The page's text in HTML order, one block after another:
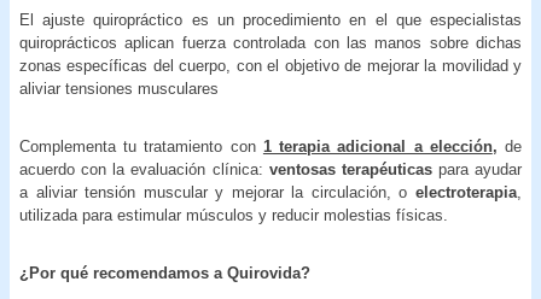
El ajuste quiropráctico es un procedimiento en el que especialistas
quiroprácticos aplican fuerza controlada con las manos sobre dichas
zonas específicas del cuerpo, con el objetivo de mejorar la movilidad y
aliviar tensiones musculares
Complementa tu tratamiento con 1 terapia adicional a elección,de
acuerdo con la evaluación clínica: ventosas terapéuticas para ayudar
a aliviar tensión muscular y mejorar la circulación, o electroterapia
utilizada para estimular músculos y reducir molestias físicas.
¿Por qué recomendamos a Quirovida?